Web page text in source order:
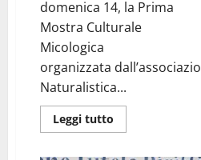
domenica 14, la Prima
Mostra Culturale
Micologica
organizzata
Naturalistica...
Leggi tutto